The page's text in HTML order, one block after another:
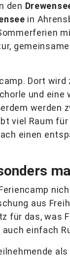
den
in
Dort
und eine
werden
viel Raum
einen
aus
für das, was
einfach